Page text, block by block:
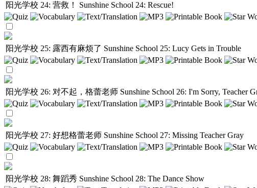
阳光学校 24: 营救！ Sunshine School 24: Rescue!
阳光学校 25: 露西有麻烦了 Sunshine School 25: Lucy Gets in Trouble
阳光学校 26: 对不起，格蕾老师 Sunshine School 26: I'm Sorry, Teacher
阳光学校 27: 好想格蕾老师 Sunshine School 27: Missing Teacher Gray
阳光学校 28: 舞蹈秀 Sunshine School 28: The Dance Show